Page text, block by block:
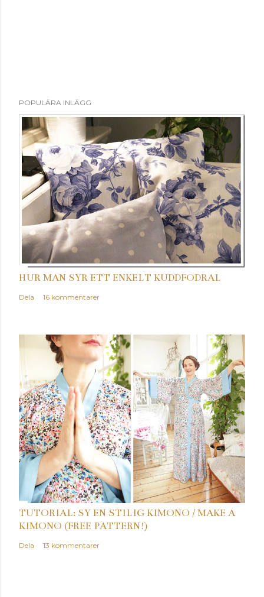
POPULÄRA INLÄGG
HUR MAN SYR ETT ENKELT KUDDFODRAL
Dela 16 kommentarer
TUTORIAL: SY EN STILIG KIMONO / MAKE A
KIMONO (FREE PATTERN!)
Dela 13 kommentarer